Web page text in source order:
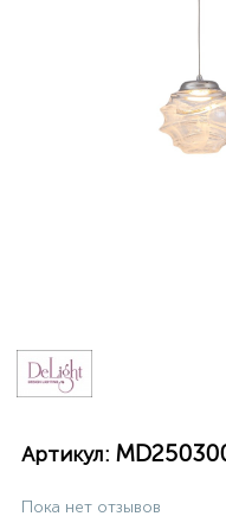
Артикул:
Пока нет отзывов